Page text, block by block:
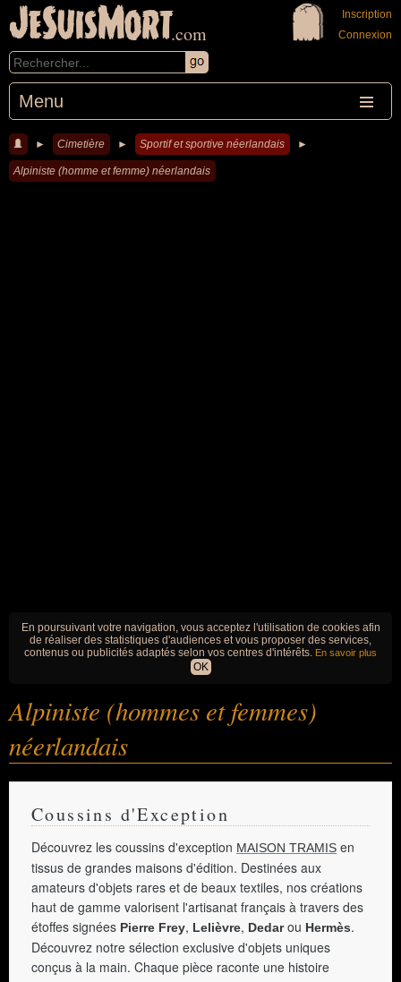
JeSuisMort.com
Menu
Inscription
Connexion
► Cimetière ► Sportif et sportive néerlandais ►
Alpiniste (homme et femme) néerlandais
En poursuivant votre navigation, vous acceptez l'utilisation de cookies afin
de réaliser des statistiques d'audiences et vous proposer des services,
contenus ou publicités adaptés selon vos centres d'intérêts. En savoir plus
OK
Alpiniste (hommes et femmes)
néerlandais
Coussins d'Exception
Découvrez les coussins d'exception MAISON TRAMIS en
tissus de grandes maisons d'édition. Destinées aux
amateurs d'objets rares et de beaux textiles, nos créations
haut de gamme valorisent l'artisanat français à travers des
étoffes signées Pierre Frey, Lelièvre, Dedarou Hermès.
Découvrez notre sélection exclusive d'objets uniques
conçus à la main. Chaque pièce raconte une histoire